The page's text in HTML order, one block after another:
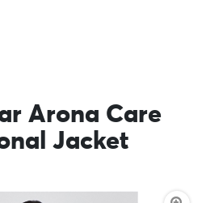
Arona Care
Jacket